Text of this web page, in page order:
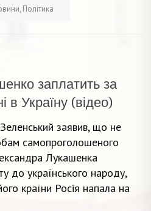
, Політика
заплатить за
в Україну (відео)
заявив, що не
самопроголошеного
Лукашенка
до українського народу,
країни Росія напала на